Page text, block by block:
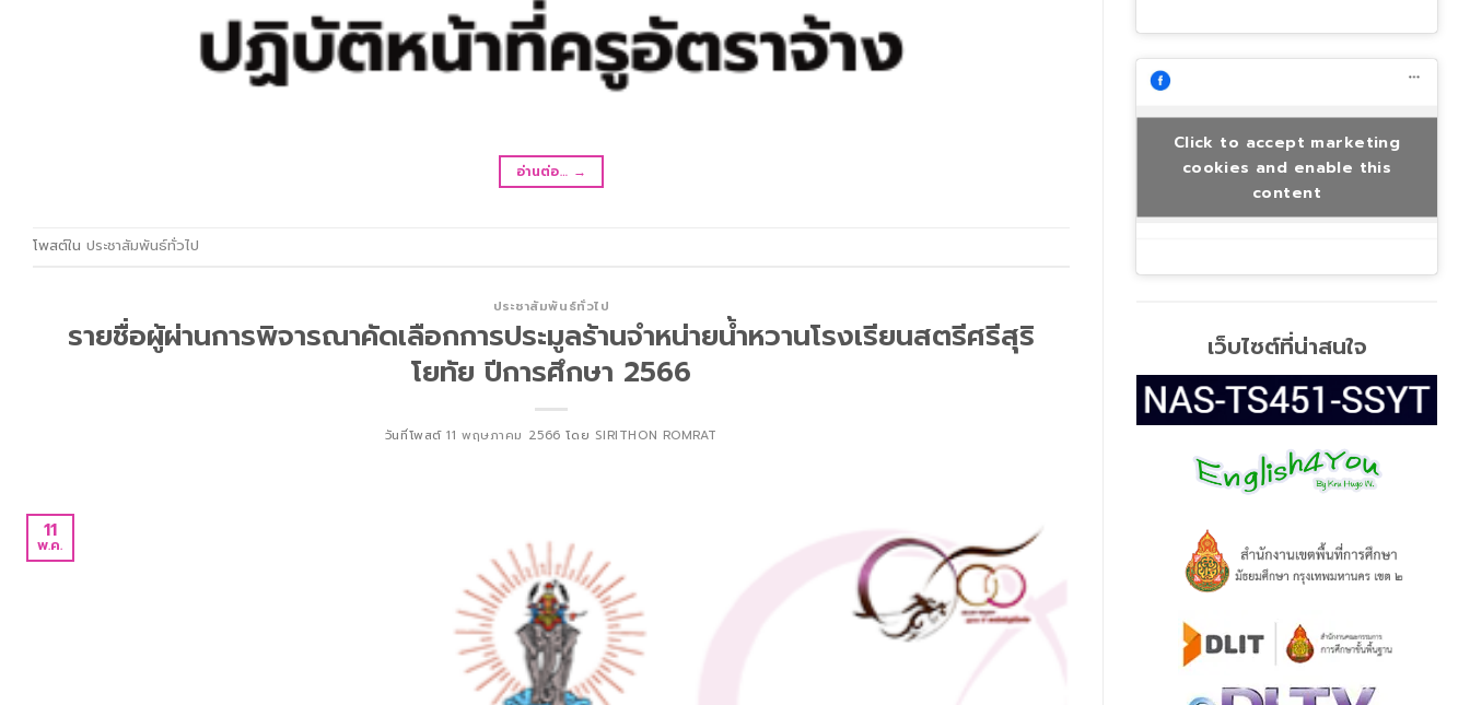
อ่านต่อ… →
โพสต์ใน ประชาสัมพันธ์ทั่วไป
ประชาสัมพันธ์ทั่วไป
รายชื่อผู้ผ่านการพิจารณาคัดเลือกการประมูลร้านจำหน่ายน้ำหวานโรงเรียนสตรีศรีสุริ
โยทัย ปีการศึกษา 2566
วันที่โพสต์11 พฤษภาคม 2566 โดย SIRITHON ROMRAT
11
พ.ค.
Click to accept marketing
cookies and enable this
content
เว็บไซต์ที่น่าสนใจ